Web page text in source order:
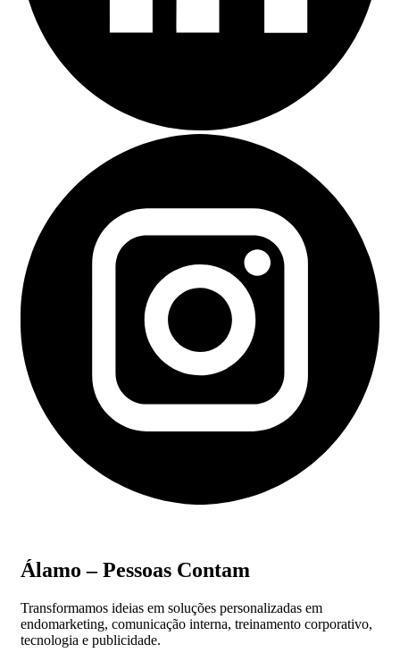
Álamo – Pessoas Contam
Transformamos ideias em soluções personalizadas em
endomarketing, comunicação interna, treinamento corporativo,
tecnologia e publicidade.